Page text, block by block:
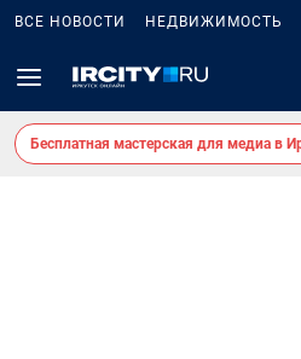
ВСЕ НОВОСТИ НЕДВИЖИМОСТЬ
Бесплатная мастерская для медиа в